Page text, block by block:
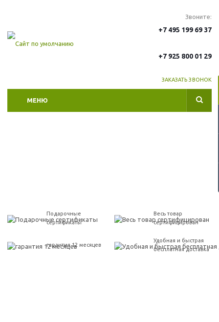
Звоните:
+7 495 199 69 37
+7 925 800 01 29
ЗАКАЗАТЬ ЗВОНОК
МЕНЮ
Подарочные
сертификаты
Весь товар
сертифицирован
гарантия 12 месяцев
Удобная и быстрая
бесплатная доставка